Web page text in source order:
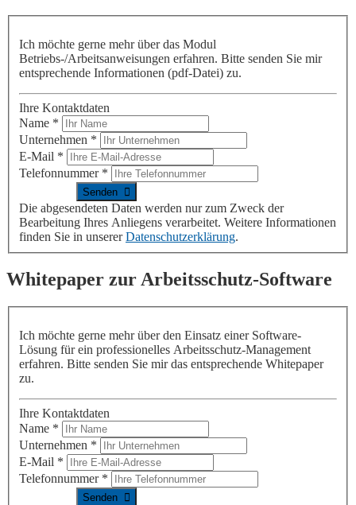
Ich möchte gerne mehrüber das Modul
Betriebs-/Arbeitsanweisungen erfahren. Bitte senden Sie mir
entsprechende Informationen (pdf-Datei) zu.
Ihre Kontaktdaten
Name *
Unternehmen *
E-Mail *
Telefonnummer *
Die abgesendeten Daten werden nur zum Zweck der
Bearbeitung Ihres Anliegens verarbeitet. Weitere Informationen
finden Sie in unsererDatenschutzerklärung.
Whitepaper zur Arbeitsschutz-Software
Ich möchte gerne mehr über den Einsatz einer Software-
Lösung für ein professionelles Arbeitsschutz-Management
erfahren. Bitte senden Sie mir das entsprechende Whitepaper
zu.
Ihre Kontaktdaten
Name *
Unternehmen *
E-Mail *
Telefonnummer *